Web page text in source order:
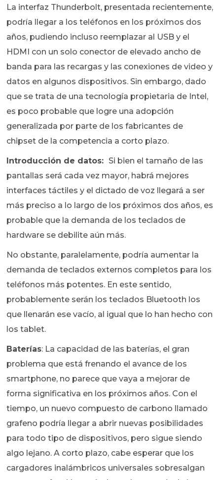
La interfaz Thunderbolt, presentada recientemente,
podría llegar a los teléfonos en los próximos dos
años, pudiendo incluso reemplazar al USB y el
HDMI con un solo conector de elevado ancho de
banda para las recargas y las conexiones de video y
datos en algunos dispositivos. Sin embargo, dado
que se trata de una tecnología propietaria de Intel,
es poco probable que logre una adopción
generalizada por parte de los fabricantes de
chipset de la competencia a corto plazo.
Introducción de datos: Si bien el tamaño de las
pantallas será cada vez mayor, habrá mejores
interfaces táctiles y el dictado de voz llegará a ser
más preciso a lo largo de los próximos dos años, es
probable que la demanda de los teclados de
hardware se debilite aún más.
No obstante, paralelamente, podría aumentar la
demanda de teclados externos completos para los
teléfonos más potentes. En este sentido,
probablemente serán los teclados Bluetooth los
que llenarán ese vacío, al igual que lo han hecho con
los tablet.
Baterías: La capacidad de las baterías, el gran
problema que está frenando el avance de los
smartphone, no parece que vaya a mejorar de
forma significativa en los próximos años. Con el
tiempo, un nuevo compuesto de carbono llamado
grafeno podría llegar a abrir nuevas posibilidades
para todo tipo de dispositivos, pero sigue siendo
algo lejano. A corto plazo, cabe esperar que los
cargadores inalámbricos universales sobresalgan